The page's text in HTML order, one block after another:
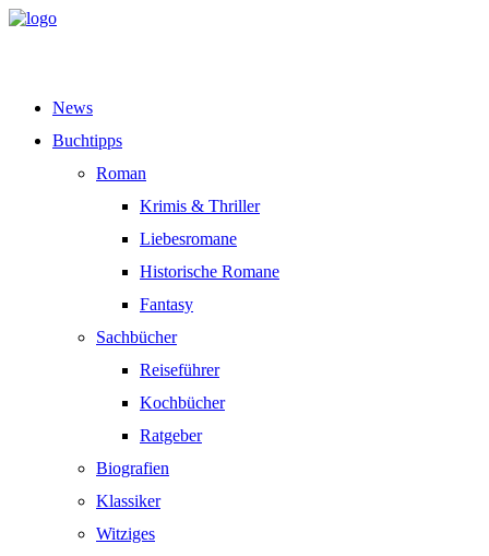
News
Buchtipps
Roman
Krimis & Thriller
Liebesromane
Historische Romane
Fantasy
Sachbücher
Reiseführer
Kochbücher
Ratgeber
Biografien
Klassiker
Witziges